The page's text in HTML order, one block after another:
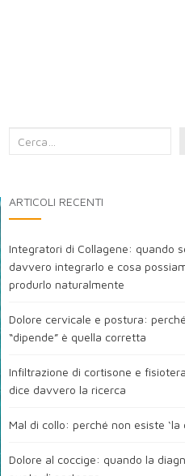
Cerca
ARTICOLI RECENTI
Integratori di Collagene: quando
davvero integrarlo e cosa
produrlo naturalmente
Dolore cervicale e postura:
“dipende” è quella corretta
Infiltrazione di cortisone e
dice davvero la ricerca
Mal di collo: perché non esiste ‘la
Dolore al coccige: quando la